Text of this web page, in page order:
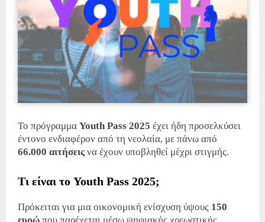
Το πρόγραμμα Youth Pass 2025 έχει ήδη προσελκύσει
έντονο ενδιαφέρον από τη νεολαία, με πάνω από
66.000 αιτήσειςνα έχουν υποβληθεί μέχρι στιγμής. ​
Τι είναι το Youth Pass 2025;
Πρόκειται για μια οικονομική ενίσχυση ύψους 150